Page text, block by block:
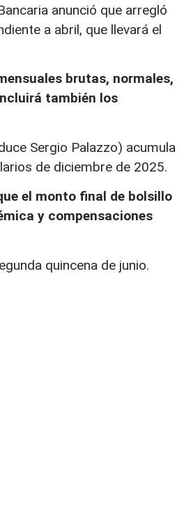
anunció que arregló
a abril, que llevará el
brutas, normales,
también los
Sergio Palazzo) acumula
de diciembre de 2025.
el monto final de bolsillo
y compensaciones
quincena de junio.